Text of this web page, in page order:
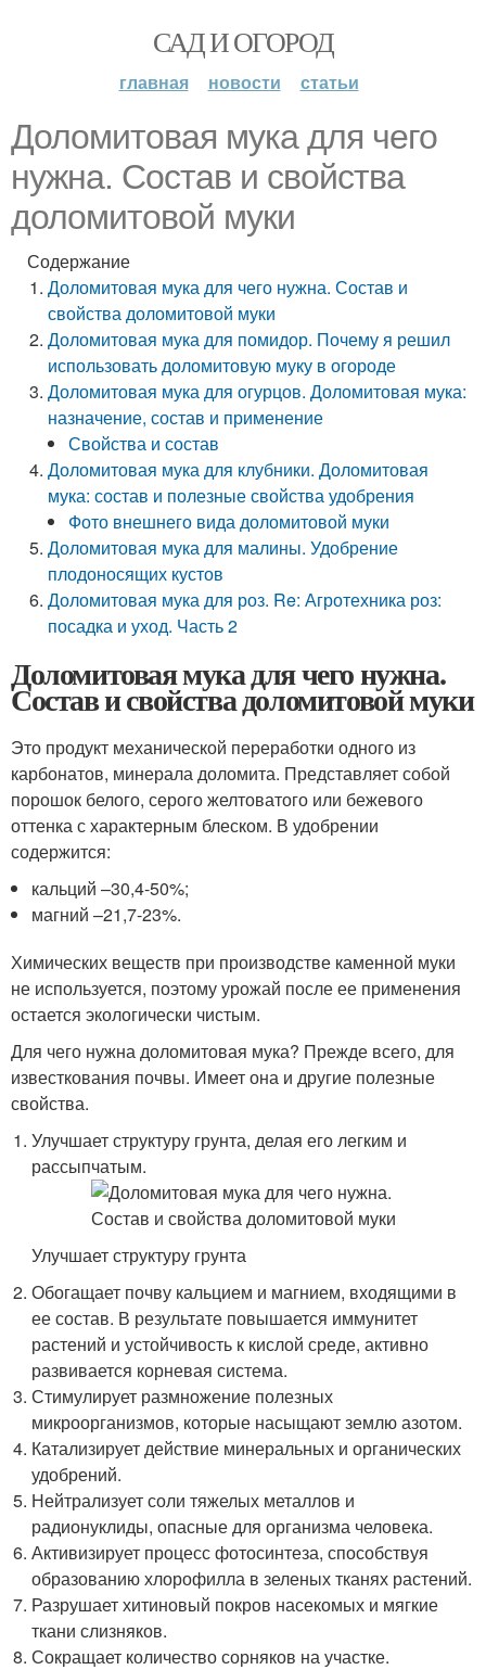
САД И ОГОРОД
главная новости статьи
Доломитовая мука для чего
нужна. Состав и свойства
доломитовой муки
Содержание
Доломитовая мука для чего нужна. Состав и
свойства доломитовой муки
Доломитовая мука для помидор. Почему я решил
использовать доломитовую муку в огороде
Доломитовая мука для огурцов. Доломитовая мука:
назначение, состав и применение
Свойства и состав
Доломитовая мука для клубники. Доломитовая
мука: состав и полезные свойства удобрения
Фото внешнего вида доломитовой муки
Доломитовая мука для малины. Удобрение
плодоносящих кустов
Доломитовая мука для роз. Re: Агротехника роз:
посадка и уход. Часть 2
Доломитовая мука для чего нужна.
Состав и свойства доломитовой муки
Это продукт механической переработки одного из
карбонатов, минерала доломита. Представляет собой
порошок белого, серого желтоватого или бежевого
оттенка с характерным блеском. В удобрении
содержится:
кальций –30,4-50%;
магний –21,7-23%.
Химических веществ при производстве каменной муки
не используется, поэтому урожай после ее применения
остается экологически чистым.
Для чего нужна доломитовая мука? Прежде всего, для
известкования почвы. Имеет она и другие полезные
свойства.
Улучшает структуру грунта, делая его легким и
рассыпчатым.
Улучшает структуру грунта
Обогащает почву кальцием и магнием, входящими в
ее состав. В результате повышается иммунитет
растений и устойчивость к кислой среде, активно
развивается корневая система.
Стимулирует размножение полезных
микроорганизмов, которые насыщают землю азотом.
Катализирует действие минеральных и органических
удобрений.
Нейтрализует соли тяжелых металлов и
радионуклиды, опасные для организма человека.
Активизирует процесс фотосинтеза, способствуя
образованию хлорофилла в зеленых тканях растений.
Разрушает хитиновый покров насекомых и мягкие
ткани слизняков.
Сокращает количество сорняков на участке.